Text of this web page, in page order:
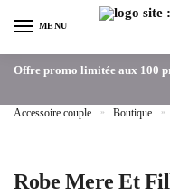
MENU
Offre promo limitée aux 100
Accessoire couple » Boutique »
Robe Mere Et